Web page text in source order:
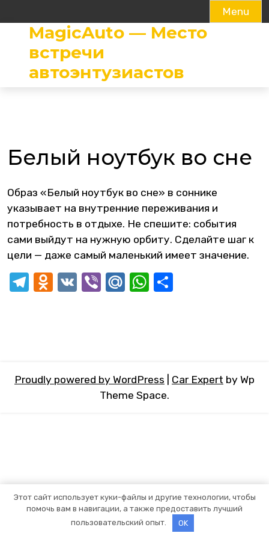
Menu
content
MagicAuto — Место
встречи
автоэнтузиастов
Белый ноутбук во сне
Образ «Белый ноутбук во сне» в соннике
указывает на внутренние переживания и
потребность в отдыхе. Не спешите: события
сами выйдут на нужную орбиту. Сделайте шаг к
цели — даже самый маленький имеет значение.
Telegram
Odnoklassniki
VK ViberMail.RuWhatsApp
Proudly powered by WordPress Car Expert by Wp
Theme Space.
Этот сайт использует куки-файлы и другие технологии, чтобы
помочь вам в навигации, а также предоставить лучший
пользовательский опыт.
OK